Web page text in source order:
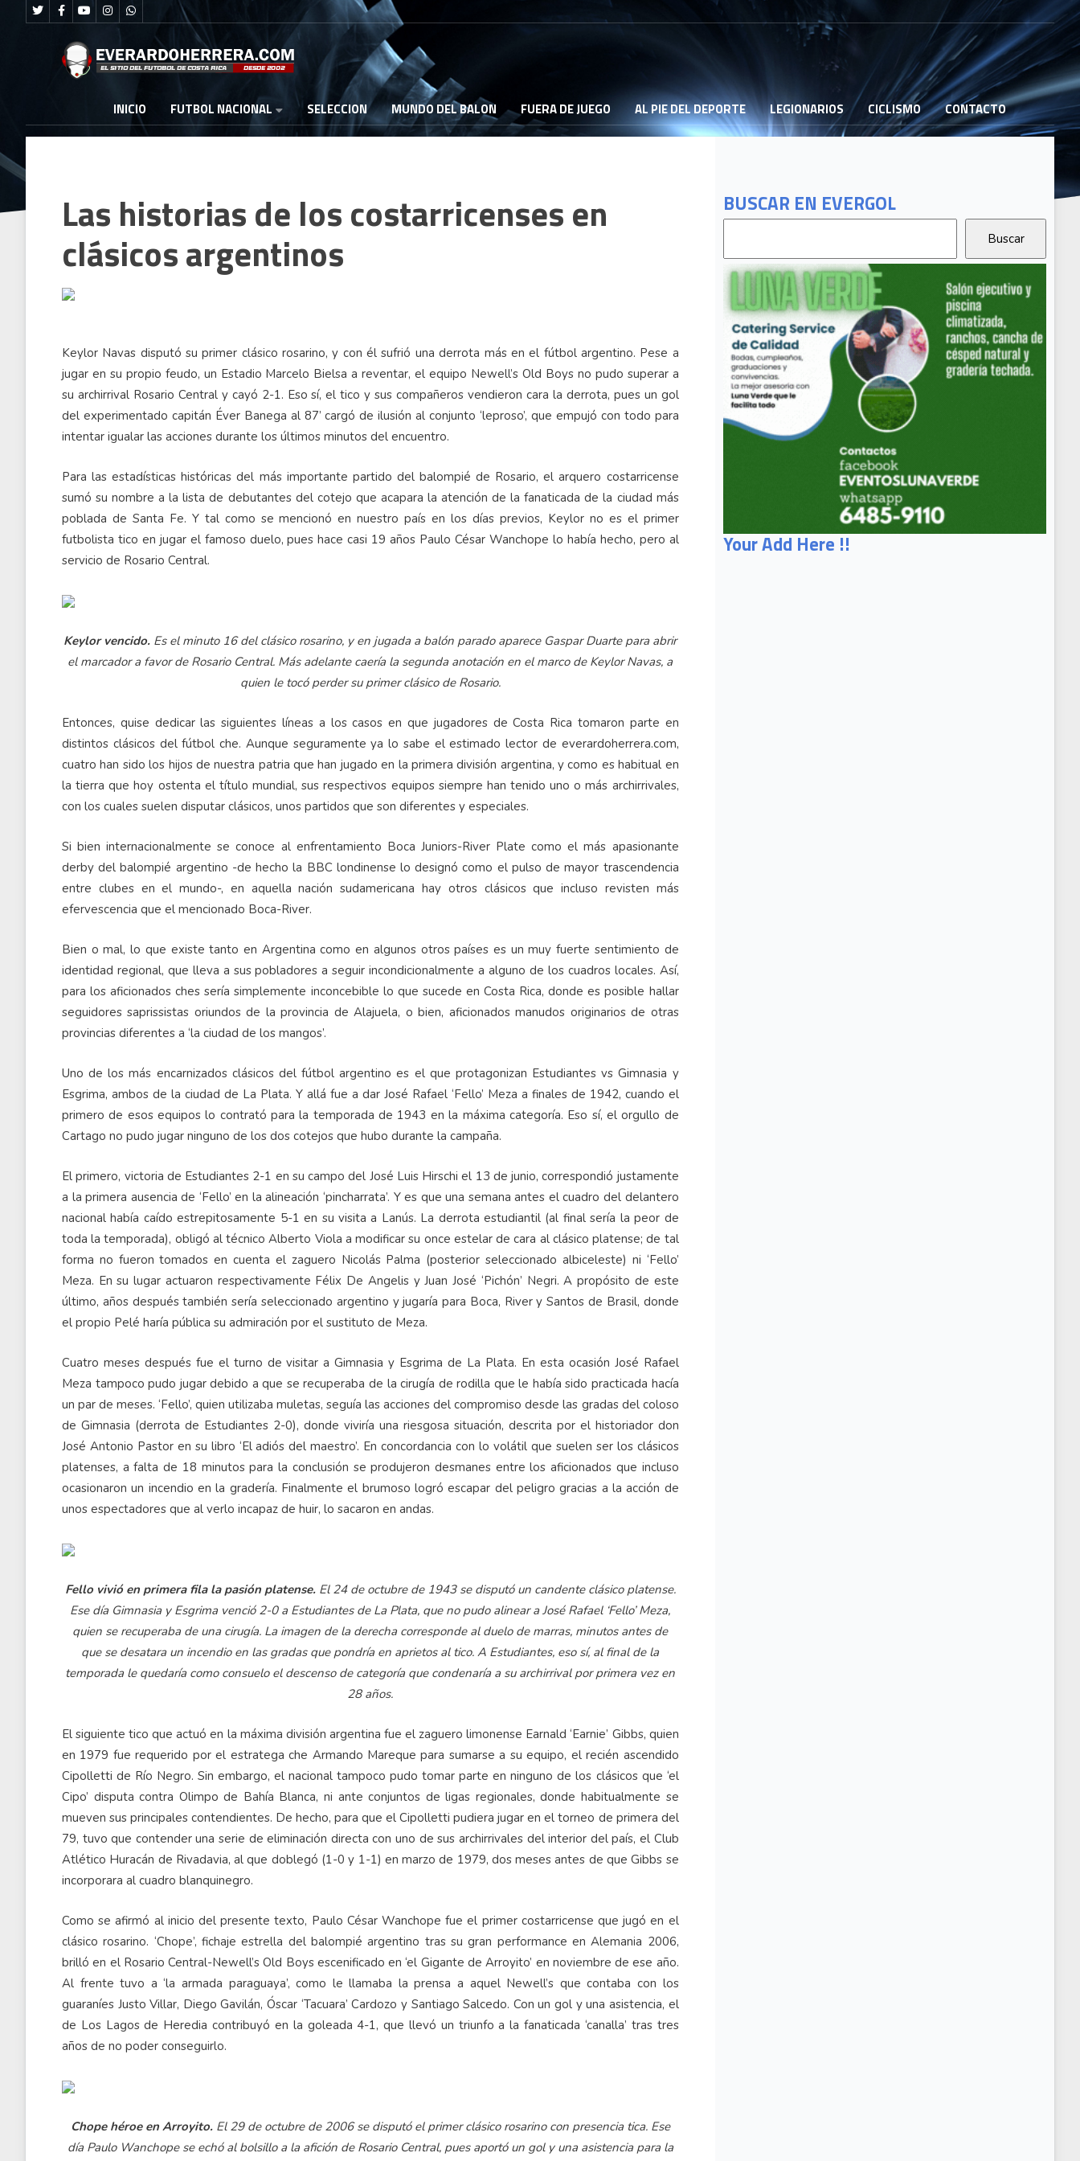
INICIO FUTBOL NACIONAL SELECCION MUNDO DEL BALON FUERA DE JUEGO AL PIE DEL DEPORTE LEGIONARIOS CICLISMO CONTACTO
BUSCAR EN EVERGOL
Your Add Here !!
Las historias de los costarricenses en
clásicos argentinos
Keylor Navas disputó su primer clásico rosarino, y con él sufrió una derrota más en el fútbol argentino. Pese a
jugar en su propio feudo, un Estadio Marcelo Bielsa a reventar, el equipo Newell’s Old Boys no pudo superar a
su archirrival Rosario Central y cayó 2-1. Eso sí, el tico y sus compañeros vendieron cara la derrota, pues un gol
del experimentado capitán Éver Banega al 87’ cargó de ilusión al conjunto ‘leproso’, que empujó con todo para
intentar igualar las acciones durante los últimos minutos del encuentro.
Para las estadísticas históricas del más importante partido del balompié de Rosario, el arquero costarricense
sumó su nombre a la lista de debutantes del cotejo que acapara la atención de la fanaticada de la ciudad más
poblada de Santa Fe. Y tal como se mencionó en nuestro país en los días previos, Keylor no es el primer
futbolista tico en jugar el famoso duelo, pues hace casi 19 años Paulo César Wanchope lo había hecho, pero al
servicio de Rosario Central.
Keylor vencido. Es el minuto 16 del clásico rosarino, y en jugada a balón parado aparece Gaspar Duarte para abrir
el marcador a favor de Rosario Central. Más adelante caería la segunda anotación en el marco de Keylor Navas, a
quien le tocó perder su primer clásico de Rosario.
Entonces, quise dedicar las siguientes líneas a los casos en que jugadores de Costa Rica tomaron parte en
distintos clásicos del fútbol che. Aunque seguramente ya lo sabe el estimado lector de everardoherrera.com,
cuatro han sido los hijos de nuestra patria que han jugado en la primera división argentina, y como es habitual en
la tierra que hoy ostenta el título mundial, sus respectivos equipos siempre han tenido uno o más archirrivales,
con los cuales suelen disputar clásicos, unos partidos que son diferentes y especiales.
Si bien internacionalmente se conoce al enfrentamiento Boca Juniors-River Plate como el más apasionante
derby del balompié argentino -de hecho la BBC londinense lo designó como el pulso de mayor trascendencia
entre clubes en el mundo-, en aquella nación sudamericana hay otros clásicos que incluso revisten más
efervescencia que el mencionado Boca-River.
Bien o mal, lo que existe tanto en Argentina como en algunos otros países es un muy fuerte sentimiento de
identidad regional, que lleva a sus pobladores a seguir incondicionalmente a alguno de los cuadros locales. Así,
para los aficionados ches sería simplemente inconcebible lo que sucede en Costa Rica, donde es posible hallar
seguidores saprissistas oriundos de la provincia de Alajuela, o bien, aficionados manudos originarios de otras
provincias diferentes a ‘la ciudad de los mangos’.
Uno de los más encarnizados clásicos del fútbol argentino es el que protagonizan Estudiantes vs Gimnasia y
Esgrima, ambos de la ciudad de La Plata. Y allá fue a dar José Rafael ‘Fello’ Meza a finales de 1942, cuando el
primero de esos equipos lo contrató para la temporada de 1943 en la máxima categoría. Eso sí, el orgullo de
Cartago no pudo jugar ninguno de los dos cotejos que hubo durante la campaña.
El primero, victoria de Estudiantes 2-1 en su campo del José Luis Hirschi el 13 de junio, correspondió justamente
a la primera ausencia de ‘Fello’ en la alineación ‘pincharrata’. Y es que una semana antes el cuadro del delantero
nacional había caído estrepitosamente 5-1 en su visita a Lanús. La derrota estudiantil (al final sería la peor de
toda la temporada), obligó al técnico Alberto Viola a modificar su once estelar de cara al clásico platense; de tal
forma no fueron tomados en cuenta el zaguero Nicolás Palma (posterior seleccionado albiceleste) ni ‘Fello’
Meza. En su lugar actuaron respectivamente Félix De Angelis y Juan José ‘Pichón’ Negri. A propósito de este
último, años después también sería seleccionado argentino y jugaría para Boca, River y Santos de Brasil, donde
el propio Pelé haría pública su admiración por el sustituto de Meza.
Cuatro meses después fue el turno de visitar a Gimnasia y Esgrima de La Plata. En esta ocasión José Rafael
Meza tampoco pudo jugar debido a que se recuperaba de la cirugía de rodilla que le había sido practicada hacía
un par de meses. ‘Fello’, quien utilizaba muletas, seguía las acciones del compromiso desde las gradas del coloso
de Gimnasia (derrota de Estudiantes 2-0), donde viviría una riesgosa situación, descrita por el historiador don
José Antonio Pastor en su libro ‘El adiós del maestro’. En concordancia con lo volátil que suelen ser los clásicos
platenses, a falta de 18 minutos para la conclusión se produjeron desmanes entre los aficionados que incluso
ocasionaron un incendio en la gradería. Finalmente el brumoso logró escapar del peligro gracias a la acción de
unos espectadores que al verlo incapaz de huir, lo sacaron en andas.
Fello vivió en primera fila la pasión platense.El 24 de octubre de 1943 se disputó un candente clásico platense.
Ese día Gimnasia y Esgrima venció 2-0 a Estudiantes de La Plata, que no pudo alinear a José Rafael ‘Fello’ Meza,
quien se recuperaba de una cirugía. La imagen de la derecha corresponde al duelo de marras, minutos antes de
que se desatara un incendio en las gradas que pondría en aprietos al tico. A Estudiantes, eso sí, al final de la
temporada le quedaría como consuelo el descenso de categoría que condenaría a su archirrival por primera vez en
28 años.
El siguiente tico que actuó en la máxima división argentina fue el zaguero limonense Earnald ‘Earnie’ Gibbs, quien
en 1979 fue requerido por el estratega che Armando Mareque para sumarse a su equipo, el recién ascendido
Cipolletti de Río Negro. Sin embargo, el nacional tampoco pudo tomar parte en ninguno de los clásicos que ‘el
Cipo’ disputa contra Olimpo de Bahía Blanca, ni ante conjuntos de ligas regionales, donde habitualmente se
mueven sus principales contendientes. De hecho, para que el Cipolletti pudiera jugar en el torneo de primera del
79, tuvo que contender una serie de eliminación directa con uno de sus archirrivales del interior del país, el Club
Atlético Huracán de Rivadavia, al que doblegó (1-0 y 1-1) en marzo de 1979, dos meses antes de que Gibbs se
incorporara al cuadro blanquinegro.
Como se afirmó al inicio del presente texto, Paulo César Wanchope fue el primer costarricense que jugó en el
clásico rosarino. ‘Chope’, fichaje estrella del balompié argentino tras su gran performance en Alemania 2006,
brilló en el Rosario Central-Newell’s Old Boys escenificado en ‘el Gigante de Arroyito’ en noviembre de ese año.
Al frente tuvo a ‘la armada paraguaya’, como le llamaba la prensa a aquel Newell’s que contaba con los
guaraníes Justo Villar, Diego Gavilán, Óscar ‘Tacuara’ Cardozo y Santiago Salcedo. Con un gol y una asistencia, el
de Los Lagos de Heredia contribuyó en la goleada 4-1, que llevó un triunfo a la fanaticada ‘canalla’ tras tres
años de no poder conseguirlo.
Chope héroe en Arroyito.El 29 de octubre de 2006 se disputó el primer clásico rosarino con presencia tica. Ese
día Paulo Wanchope se echó al bolsillo a la afición de Rosario Central, pues aportó un gol y una asistencia para la